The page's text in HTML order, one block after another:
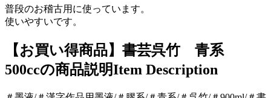
普段のお稽古用に使っています。
使いやすいです。
【お買い得商品】書芸呉竹 青系
500ccの商品説明Item Description